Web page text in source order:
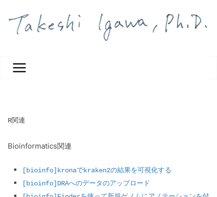
R関連
Bioinformatics関連
[bioinfo]kronaでkraken2の結果を可視化する
[bioinfo]DRAへのデータのアップロード